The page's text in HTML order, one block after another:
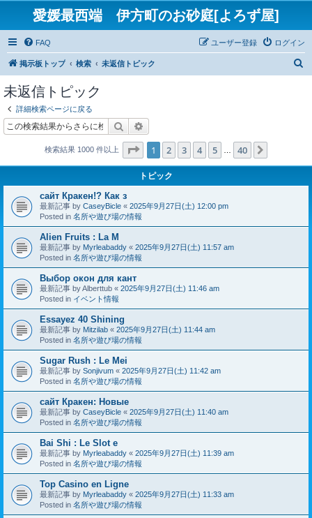
愛媛最西端 伊方町のお砂庭[よろず屋]
FAQ ログイン
ユーザー登録
掲示板トップ 検索 未返信トピック
未返信トピック
詳細検索ページに戻る
検索
検索結果 1000 件以上 ページ1 ／
1 2 3 4 5 40
トピック
сайт Кракен!? Как з
最新記事 by CaseyBicle « 2025年9月27日(土) 12:00 pm
Posted in 名所や遊び場の情報
Alien Fruits : La M
最新記事 by Myrleabaddy « 2025年9月27日(土) 11:57 am
Posted in 名所や遊び場の情報
Выбор окон для кант
最新記事 byAlberttub « 2025年9月27日(土) 11:46 am
Posted in イベント情報
Essayez 40 Shining
最新記事 by Mitzilab « 2025年9月27日(土) 11:44 am
Posted in 名所や遊び場の情報
Sugar Rush : Le Mei
最新記事 by Sonjivum « 2025年9月27日(土) 11:42 am
Posted in 名所や遊び場の情報
сайт Кракен: Новые
最新記事 by CaseyBicle « 2025年9月27日(土) 11:40 am
Posted in 名所や遊び場の情報
Bai Shi : Le Slot e
最新記事 by Myrleabaddy « 2025年9月27日(土) 11:39 am
Posted in 名所や遊び場の情報
Top Casino en Ligne
最新記事 by Myrleabaddy « 2025年9月27日(土) 11:33 am
Posted in 名所や遊び場の情報